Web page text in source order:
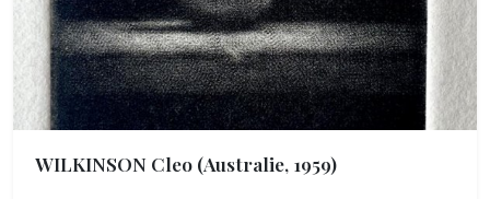
WILKINSON Cleo (Australie, 1959)